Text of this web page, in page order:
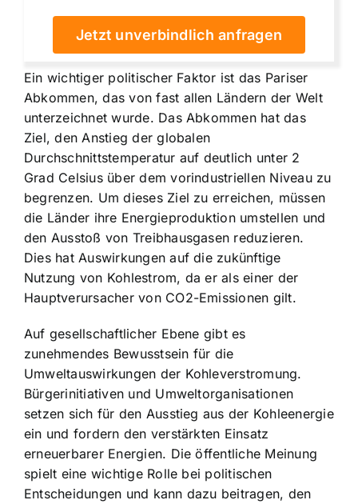
Jetzt unverbindlich anfragen
Ein wichtiger politischer Faktor ist das Pariser
Abkommen, das von fast allen Ländern der Welt
unterzeichnet wurde. Das Abkommen hat das
Ziel, den Anstieg der globalen
Durchschnittstemperatur auf deutlich unter 2
Grad Celsius über dem vorindustriellen Niveau zu
begrenzen. Um dieses Ziel zu erreichen, müssen
die Länder ihre Energieproduktion umstellen und
den Ausstoß von Treibhausgasen reduzieren.
Dies hat Auswirkungen auf die zukünftige
Nutzung von Kohlestrom, da er als einer der
Hauptverursacher von CO2-Emissionen gilt.
Auf gesellschaftlicher Ebene gibt es
zunehmendes Bewusstsein für die
Umweltauswirkungen der Kohleverstromung.
Bürgerinitiativen und Umweltorganisationen
setzen sich für den Ausstieg aus der Kohleenergie
ein und fordern den verstärkten Einsatz
erneuerbarer Energien. Die öffentliche Meinung
spielt eine wichtige Rolle bei politischen
Entscheidungen und kann dazu beitragen, den